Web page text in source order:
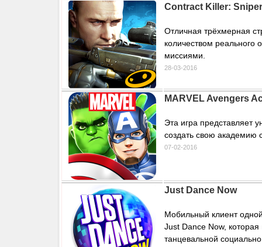
Contract Killer: Sniper
Отличная трёхмерная
количеством реального
миссиями.
28-03-2016
MARVEL Avengers
Эта игра представляет
создать свою академию
07-02-2016
Just Dance Now
Мобильный клиент
Just Dance Now,
танцевальной